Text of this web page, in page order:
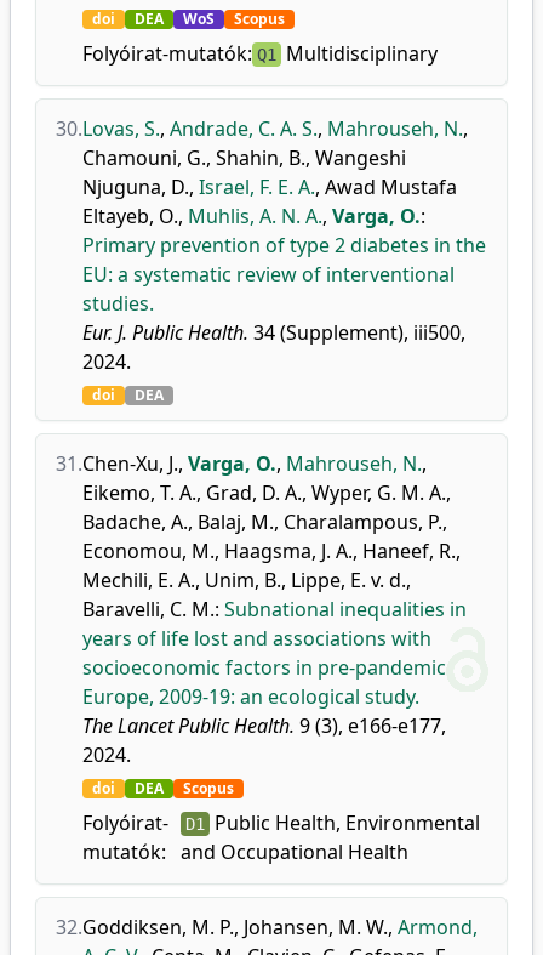
doi DEA WoS Scopus
Folyóirat-mutatók: Q1 Multidisciplinary
30.Lovas, S., Andrade, C. A. S., Mahrouseh, N.,
Chamouni, G., Shahin, B., Wangeshi
Njuguna, D., Israel, F. E. A., Awad Mustafa
Eltayeb, O., Muhlis, A. N. A., Varga, O.:
Primary prevention of type 2 diabetes in the
EU: a systematic review of interventional
studies.
Eur. J. Public Health. 34 (Supplement), iii500,
2024.
doi DEA
31.Chen-Xu, J., Varga, O., Mahrouseh, N.,
Eikemo, T. A., Grad, D. A., Wyper, G. M. A.,
Badache, A., Balaj, M., Charalampous, P.,
Economou, M., Haagsma, J. A., Haneef, R.,
Mechili, E. A., Unim, B., Lippe, E. v. d.,
Baravelli, C. M.: Subnational inequalities in
years of life lost and associations with
socioeconomic factors in pre-pandemic
Europe, 2009-19: an ecological study.
The Lancet Public Health. 9 (3), e166-e177,
2024.
doi DEA Scopus
Folyóirat-
mutatók:
D1 Public Health, Environmental
and Occupational Health
32.Goddiksen, M. P., Johansen, M. W., Armond,